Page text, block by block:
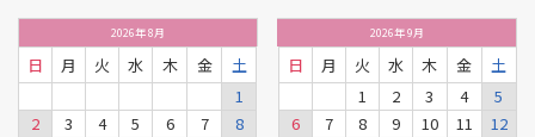
2026年8月
日 月 火 水 木 金
土
1
2
3 4 5 6 7
8
2026年9月
日 月 火 水 木 金
土
1
2 3 4
5
6
7 8 9 10 11
12